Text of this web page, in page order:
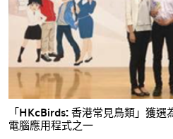
「HKcBirds: 香港常見鳥類」獲
電腦應用程式之一